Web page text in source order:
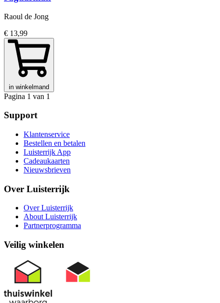
Raoul de Jong
€ 13,99
in winkelmand
Pagina 1 van 1
Support
Klantenservice
Bestellen en betalen
Luisterrijk App
Cadeaukaarten
Nieuwsbrieven
Over Luisterrijk
Over Luisterrijk
About Luisterrijk
Partnerprogramma
Veilig winkelen